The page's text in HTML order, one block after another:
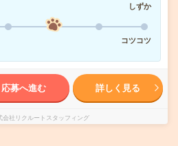
しずか
コツコツ
応募へ進む 詳しく見る
会社リクルートスタッフィング